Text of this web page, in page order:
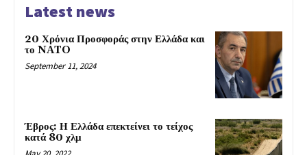
Latest news
20 Χρόνια Προσφοράς στην Ελλάδα και
το NATO
September 11, 2024
Έβρος: Η Ελλάδα επεκτείνει το τείχος
κατά 80 χλμ